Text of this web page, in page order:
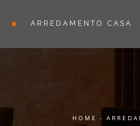
ARREDAMENTO CASA
HOME -